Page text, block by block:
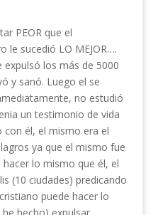
PEOR que el
le sucedió LO MEJOR….
expulsó los más de 5000
y sanó. Luego el se
no estudió
un testimonio de vida
con él, el mismo era el
ya que el mismo fue
lo mismo que él, el
(10 ciudades) predicando
puede hacer lo